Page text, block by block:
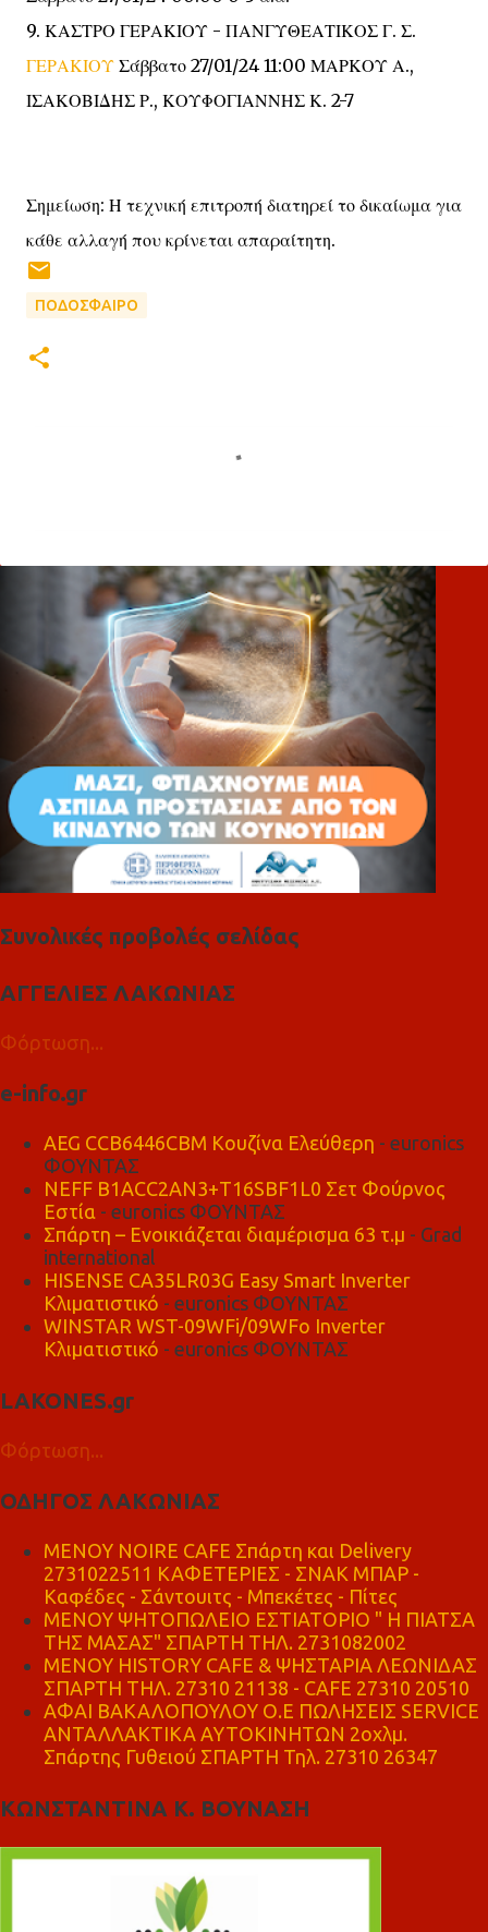
9. ΚΑΣΤΡΟ ΓΕΡΑΚΙΟΥ - ΠΑΝΓΥΘΕΑΤΙΚΟΣ Γ. Σ.
ΓΕΡΑΚΙΟΥ Σάββατο 27/01/24 11:00 ΜΑΡΚΟΥ Α.,
ΙΣΑΚΟΒΙΔΗΣ Ρ., ΚΟΥΦΟΓΙΑΝΝΗΣ Κ. 2-7
Σημείωση: Η τεχνική επιτροπή διατηρεί το δικαίωμα για
κάθε αλλαγή που κρίνεται απαραίτητη.
ΠΟΔΟΣΦΑΙΡΟ
λ
Συνολικές προβολές σελίδας
ΑΓΓΕΛΙΕΣ ΛΑΚΩΝΙΑΣ
Φόρτωση...
e-info.gr
AEG CCB6446CBM Κουζίνα Ελεύθερη - euronics
ΦΟΥΝΤΑΣ
NEFF B1ACC2AN3+T16SBF1L0 Σετ Φούρνος
Εστία - euronics ΦΟΥΝΤΑΣ
Σπάρτη – Ενοικιάζεται διαμέρισμα 63 τ.μ - Grad
international
HISENSE CA35LR03G Easy Smart Inverter
Κλιματιστικό - euronics ΦΟΥΝΤΑΣ
WINSTAR WST-09WFi/09WFo Inverter
Κλιματιστικό - euronics ΦΟΥΝΤΑΣ
LAKONES.gr
Φόρτωση...
ΟΔΗΓΟΣ ΛΑΚΩΝΙΑΣ
MENOY NOIRE CAFE Σπάρτη και Delivery
2731022511 ΚΑΦΕΤΕΡΙΕΣ - ΣΝΑΚ ΜΠΑΡ -
Καφέδες - Σάντουιτς - Μπεκέτες - Πίτες
ΜΕΝΟΥ ΨΗΤΟΠΩΛΕΙΟ ΕΣΤΙΑΤΟΡΙΟ " Η ΠΙΑΤΣΑ
ΤΗΣ ΜΑΣΑΣ" ΣΠΑΡΤΗ ΤΗΛ. 2731082002
ΜΕΝΟΥ HISTORY CAFE & ΨΗΣΤΑΡΙΑ ΛΕΩΝΙΔΑΣ
ΣΠΑΡΤΗ ΤΗΛ. 27310 21138 - CAFE 27310 20510
ΑΦΑΙ ΒΑΚΑΛΟΠΟΥΛΟΥ Ο.Ε ΠΩΛΗΣΕΙΣ SERVICE
ΑΝΤΑΛΛΑΚΤΙΚΑ ΑΥΤΟΚΙΝΗΤΩΝ 2οχλμ.
Σπάρτης Γυθειού ΣΠΑΡΤΗ Τηλ. 27310 26347
ΚΩΝΣΤΑΝΤΙΝΑ Κ. ΒΟΥΝΑΣΗ